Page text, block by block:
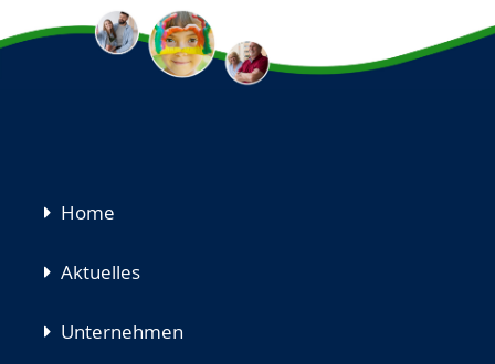
Navigation
Home
Aktuelles
Unternehmen